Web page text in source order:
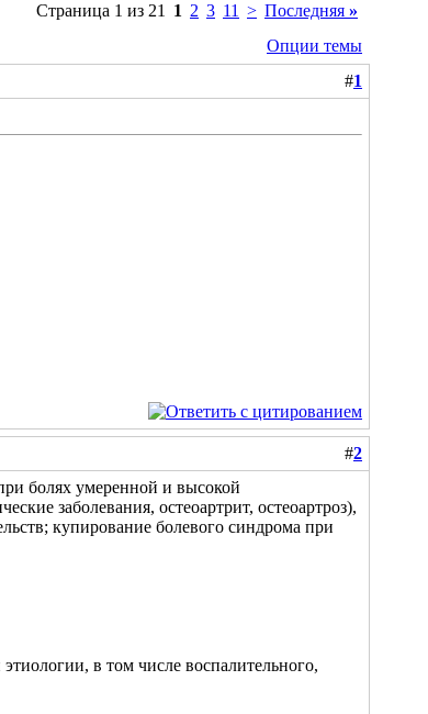
Страница 1 из 21 1 2 3 11 > Последняя »
Опции темы
#1
#2
болях умеренной и высокой
заболевания, остеоартрит, остеоартроз),
купирование болевого синдрома при
в том числе воспалительного,